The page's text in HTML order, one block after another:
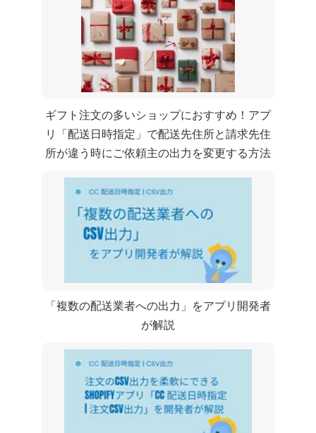
ギフト注文の多いショップにおすすめ！Shopifyアプ
リ「CC 配送日時指定」で配送先住所と請求先住
所が違う時に ”ご依頼主” の出力を変更する方法
「複数の配送業者へのCSV出力」をアプリ開発者
が解説